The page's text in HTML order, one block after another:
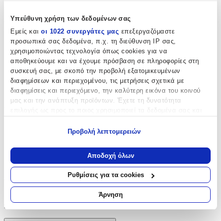
Υπεύθυνη χρήση των δεδομένων σας
Εμείς και οι 1022 συνεργάτες μας επεξεργαζόμαστε
προσωπικά σας δεδομένα, π.χ. τη διεύθυνση IP σας,
χρησιμοποιώντας τεχνολογία όπως cookies για να
αποθηκεύουμε και να έχουμε πρόσβαση σε πληροφορίες στη
συσκευή σας, με σκοπό την προβολή εξατομικευμένων
διαφημίσεων και περιεχομένου, τις μετρήσεις σχετικά με
διαφημίσεις και περιεχόμενο, την καλύτερη εικόνα του κοινού
μας και την ανάπτυξη προϊόντων. Έχετε τη δυνατότητα
Να συλλέξουμε πληροφορίες σχετικά με τη γεωγραφική
σας τοποθεσία, οι οποίες μπορεί να είναι ακριβείς σε
απόσταση μερικών μέτρων
Να αναγνωρίσουμε τη συσκευή σας σαρώνοντας ενεργά
για συγκεκριμένα χαρακτηριστικά (δακτυλικό αποτύπωμα)
Μάθετε περισσότερα σχετικά με τον τρόπο επεξεργασίας των
προσωπικών σας δεδομένων και καθορίστε τις προτιμήσεις σας
Προβολή λεπτομερειών
Αποδοχή όλων
Ρυθμίσεις για τα cookies
Άρνηση
Χαρακτηριστικά
Μπαταρία Προαιρετική
Όχι
Είδος:
Μπαταρίας
Automatic :
Αξιολογήσεις
Προς το παρόν δεν υπάρχουν άλλες αξιολογήσεις. Όταν
προστεθούν, θα εμφανιστούν εδώ.